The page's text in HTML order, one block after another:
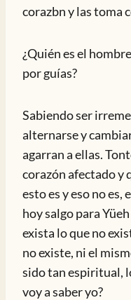
corazbn y las toma
¿Quién es el
por guías?
Sabiendo ser
alternarse y
agarran a ellas.
corazón afectado y
esto es y eso no
hoy salgo para
exista lo que no
no existe, ni el
sido tan espiritual,
voy a saber yo?